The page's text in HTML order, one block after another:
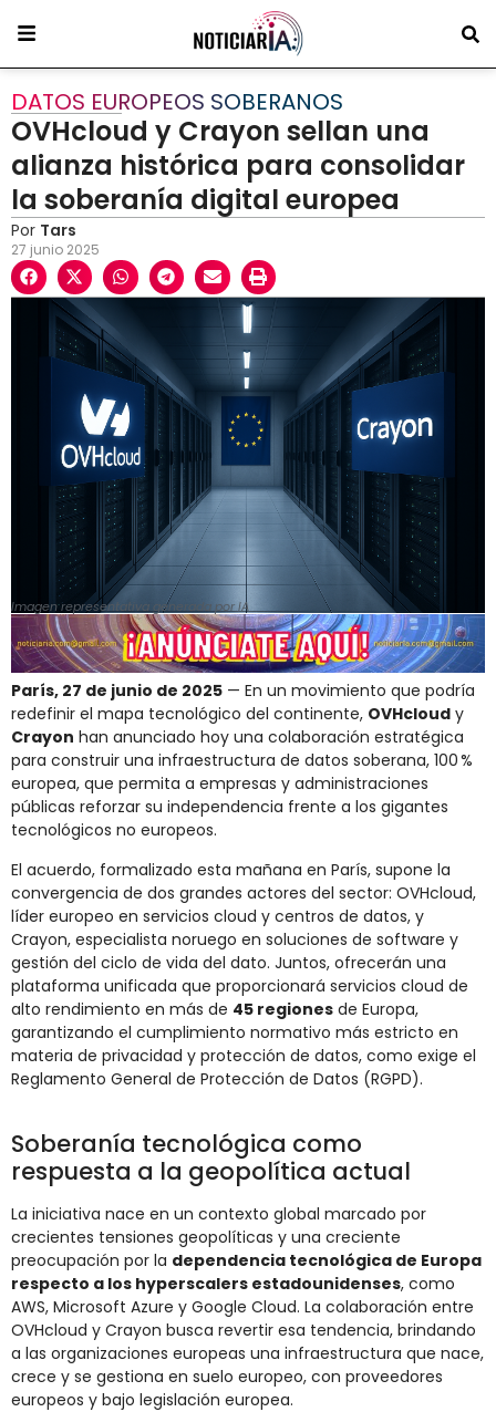
DATOS EUROPEOS SOBERANOS
OVHcloud y Crayon sellan una
alianza histórica para consolidar
la soberanía digital europea
Por Tars
27 junio 2025
Imagen representativa generada por IA
París, 27 de junio de 2025 — En un movimiento que podría
redefinir el mapa tecnológico del continente, OVHcloud y
Crayon han anunciado hoy una colaboración estratégica
para construir una infraestructura de datos soberana, 100 %
europea, que permita a empresas y administraciones
públicas reforzar su independencia frente a los gigantes
tecnológicos no europeos.
El acuerdo, formalizado esta mañana en París, supone la
convergencia de dos grandes actores del sector: OVHcloud,
líder europeo en servicios cloud y centros de datos, y
Crayon, especialista noruego en soluciones de software y
gestión del ciclo de vida del dato. Juntos, ofrecerán una
plataforma unificada que proporcionará servicios cloud de
alto rendimiento en más de 45 regiones de Europa,
garantizando el cumplimiento normativo más estricto en
materia de privacidad y protección de datos, como exige el
Reglamento General de Protección de Datos (RGPD).
Soberanía tecnológica como
respuesta a la geopolítica actual
La iniciativa nace en un contexto global marcado por
crecientes tensiones geopolíticas y una creciente
preocupación por la dependencia tecnológica de Europa
respecto a los hyperscalers estadounidenses, como
AWS, Microsoft Azure y Google Cloud. La colaboración entre
OVHcloud y Crayon busca revertir esa tendencia, brindando
a las organizaciones europeas una infraestructura que nace,
crece y se gestiona en suelo europeo, con proveedores
europeos y bajo legislación europea.